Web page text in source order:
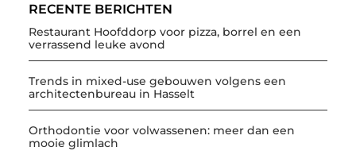
RECENTE BERICHTEN
Restaurant Hoofddorp voor pizza, borrel en een
verrassend leuke avond
Trends in mixed-use gebouwen volgens een
architectenbureau in Hasselt
Orthodontie voor volwassenen: meer dan een
mooie glimlach